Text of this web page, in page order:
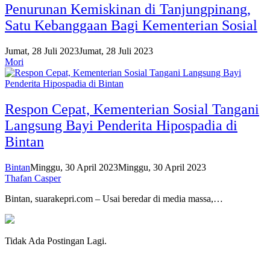
Penurunan Kemiskinan di Tanjungpinang,
Satu Kebanggaan Bagi Kementerian Sosial
Jumat, 28 Juli 2023Jumat, 28 Juli 2023
Mori
Respon Cepat, Kementerian Sosial Tangani
Langsung Bayi Penderita Hipospadia di
Bintan
BintanMinggu, 30 April 2023Minggu, 30 April 2023
Thafan Casper
Bintan, suarakepri.com – Usai beredar di media massa,…
Tidak Ada Postingan Lagi.